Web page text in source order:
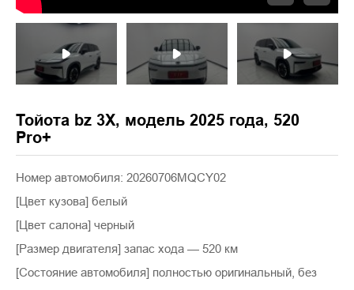
Тойота bz 3X, модель 2025 года, 520
Pro+
Номер автомобиля: 20260706MQCY02
[Цвет кузова] белый
[Цвет салона] черный
[Размер двигателя] запас хода — 520 км
[Состояние автомобиля] полностью оригинальный, без